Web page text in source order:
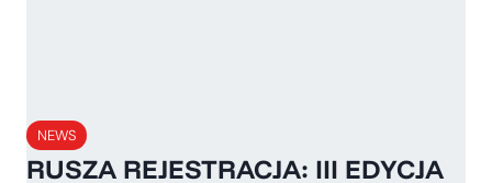
NEWS
RUSZA REJESTRACJA: III EDYCJA